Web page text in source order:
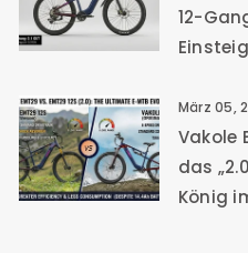
12-
März 05,
Vakole
das
König